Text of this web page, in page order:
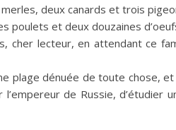
merles, deux canards et trois
poulets et deux douzaines
cher lecteur, en attendant ce
plage dénuée de toute chose, et
de Russie, d’étudier